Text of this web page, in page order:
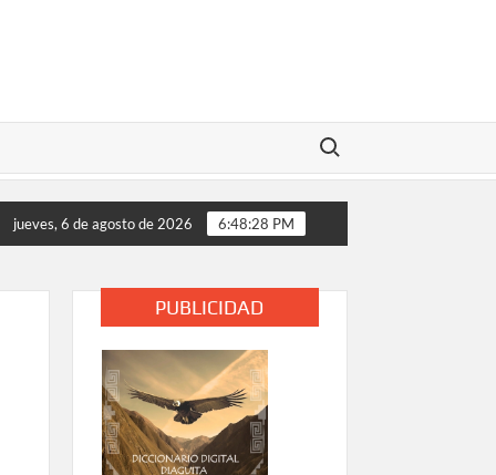
Buscar:
y verifique que cumpla con la normativa sanitaria vigente»
jueves, 6 de agosto de 2026 6:48:29 PM
PUBLICIDAD